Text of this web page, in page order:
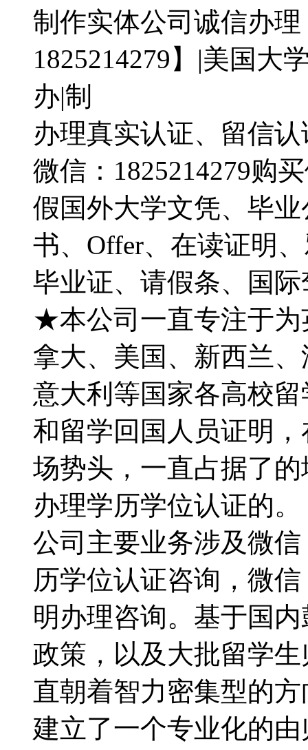
制作实体公司诚信办
1825214279】|美国大
办|制
办理真实认证、留信
微信：1825214279购
假国外大学文凭、毕
书、Offer、在读证明
毕业证、请假条、国
★本公司一直专注于为
拿大、美国、新西兰
意大利等国家各高校
和留学回国人员证明
场势头，一直占据了
办理学历学位认证的。
公司主要业务涉及微
历学位认证咨询，微
明办理咨询。基于国
政策，以及大批留学
直朝着智力密集型的
建立了一个专业化的